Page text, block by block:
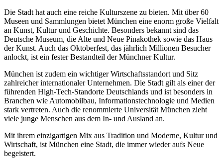
Die Stadt hat auch eine reiche Kulturszene zu bieten. Mit über 60
Museen und Sammlungen bietet München eine enorm große Vielfalt
an Kunst, Kultur und Geschichte. Besonders bekannt sind das
Deutsche Museum, die Alte und Neue Pinakothek sowie das Haus
der Kunst. Auch das Oktoberfest, das jährlich Millionen Besucher
anlockt, ist ein fester Bestandteil der Münchner Kultur.
München ist zudem ein wichtiger Wirtschaftsstandort und Sitz
zahlreicher internationaler Unternehmen. Die Stadt gilt als einer der
führenden High-Tech-Standorte Deutschlands und ist besonders in
Branchen wie Automobilbau, Informationstechnologie und Medien
stark vertreten. Auch die renommierte Universität München zieht
viele junge Menschen aus dem In- und Ausland an.
Mit ihrem einzigartigen Mix aus Tradition und Moderne, Kultur und
Wirtschaft, ist München eine Stadt, die immer wieder aufs Neue
begeistert.